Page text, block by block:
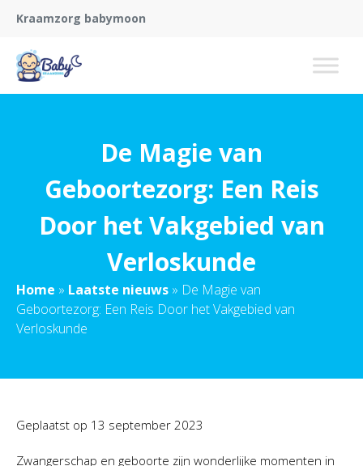
Kraamzorg babymoon
De Magie van
Geboortezorg: Een Reis
Door het Vakgebied van
Verloskunde
Home » Laatste nieuws » De Magie van
Geboortezorg: Een Reis Door het Vakgebied van
Verloskunde
Geplaatst op 13 september 2023
Zwangerschap en geboorte zijn wonderlijke momenten in